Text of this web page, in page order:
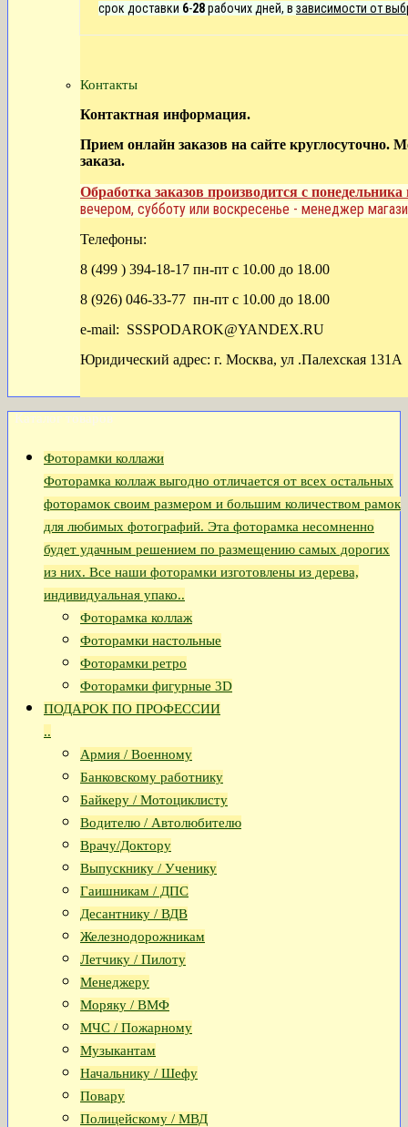
срок доставки 6-28рабочих дней, в зависимости от
Контакты
Контактная информация.
Прием онлайн заказов на сайте круглосуточно.
заказа.
Обработка заказов производится с
вечером, субботу или воскресенье - менеджер
Телефоны:
8 (499 ) 394-18-17 пн-пт с 10.00 до 18.00
8 (926) 046-33-77 пн-пт с 10.00 до 18.00
e-mail: SSSPODAROK@YANDEX.RU
Юридический адрес: г. Москва, ул .Палехская 131А
Каталог товаров
Фоторамки коллажи
Фоторамка коллаж выгодно отличается от всех остальных
фоторамок своим размером и большим количеством рамок
для любимых фотографий. Эта фоторамка несомненно
будет удачным решением по размещению самых дорогих
из них. Все наши фоторамки изготовлены из дерева,
индивидуальная упако..
Фоторамка коллаж
Фоторамки настольные
Фоторамки ретро
Фоторамки фигурные 3D
ПОДАРОК ПО ПРОФЕССИИ
..
Армия / Военному
Банковскому работнику
Байкеру / Мотоциклисту
Водителю / Автолюбителю
Врачу/Доктору
Выпускнику / Ученику
Гаишникам / ДПС
Десантнику / ВДВ
Железнодорожникам
Летчику / Пилоту
Менеджеру
Моряку / ВМФ
МЧС / Пожарному
Музыкантам
Начальнику / Шефу
Повару
Полицейскому / МВД